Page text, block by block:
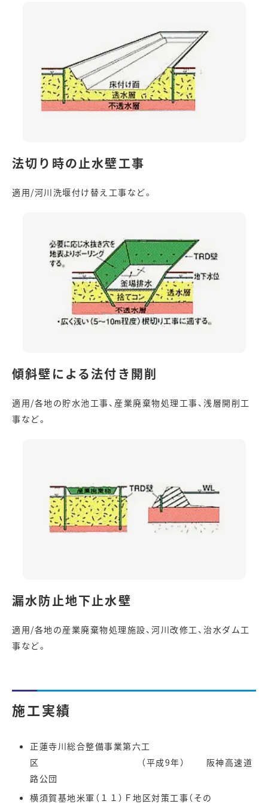
法切り時の止水壁工事
適用/河川洗堰付け替え工事など。
傾斜壁による法付き開削
適用/各地の貯水池工事、産業廃棄物処理工事、浅層開削工
事など。
漏水防止地下止水壁
適用/各地の産業廃棄物処理施設、河川改修工、治水ダム工
事など。
施工実績
正蓮寺川総合整備事業第六工
区 （平成9年） 阪神高速道
路公団
横須賀基地米軍（１１）Ｆ地区対策工事（その